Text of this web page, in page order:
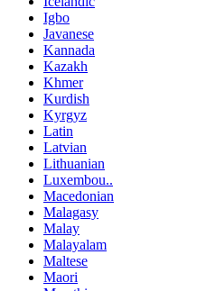
Igbo
Javanese
Kannada
Kazakh
Khmer
Kurdish
Kyrgyz
Latin
Latvian
Lithuanian
Luxembou..
Macedonian
Malagasy
Malay
Malayalam
Maltese
Maori